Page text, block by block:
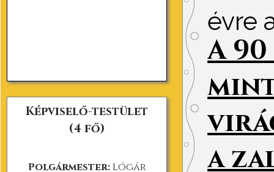
Képviselő-testület
(4 fő)
Polgármester: Lógár
évre
A
a